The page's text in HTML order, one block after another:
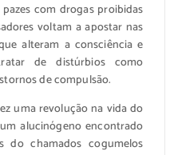
com drogas proibidas
voltam a apostar nas
alteram a consciência e
de distúrbios como
de compulsão.
uma revolução na vida do
alucinógeno encontrado
do chamados cogumelos